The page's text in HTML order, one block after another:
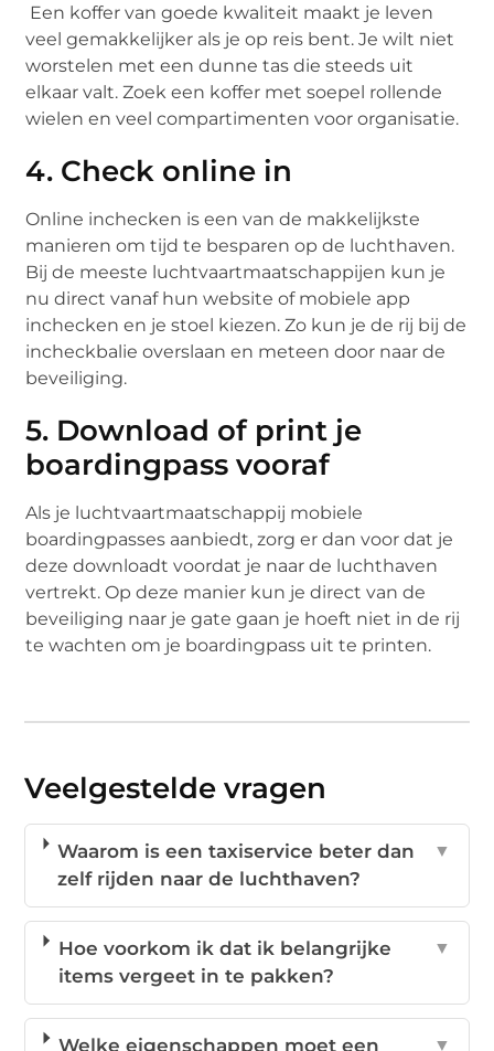
Een koffer van goede kwaliteit maakt je leven
veel gemakkelijker als je op reis bent. Je wilt niet
worstelen met een dunne tas die steeds uit
elkaar valt. Zoek een koffer met soepel rollende
wielen en veel compartimenten voor organisatie.
4. Check online in
Online inchecken is een van de makkelijkste
manieren om tijd te besparen op de luchthaven.
Bij de meeste luchtvaartmaatschappijen kun je
nu direct vanaf hun website of mobiele app
inchecken en je stoel kiezen. Zo kun je de rij bij de
incheckbalie overslaan en meteen door naar de
beveiliging.
5. Download of print je
boardingpass vooraf
Als je luchtvaartmaatschappij mobiele
boardingpasses aanbiedt, zorg er dan voor dat je
deze downloadt voordat je naar de luchthaven
vertrekt. Op deze manier kun je direct van de
beveiliging naar je gate gaan je hoeft niet in de rij
te wachten om je boardingpass uit te printen.
Veelgestelde vragen
Waarom is een taxiservice beter dan
zelf rijden naar de luchthaven?
▼
Hoe voorkom ik dat ik belangrijke
items vergeet in te pakken?
▼
Welke eigenschappen moet een ▼